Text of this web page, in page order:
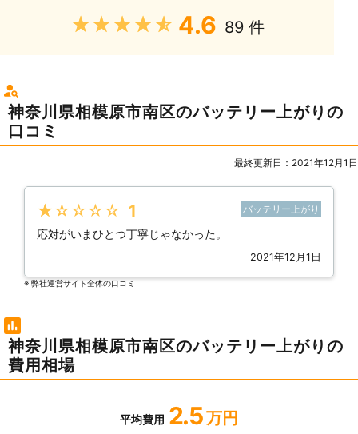
★★★★★ 4.6 89 件
神奈川県相模原市南区のバッテリー上がりの
口コミ
最終更新日：2021年12月1日
★★★★★ 1 バッテリー上がり
応対がいまひとつ丁寧じゃなかった。
2021年12月1日
※ 弊社運営サイト全体の⼝コミ
神奈川県相模原市南区のバッテリー上がりの
費用相場
平均費用 2.5 万円